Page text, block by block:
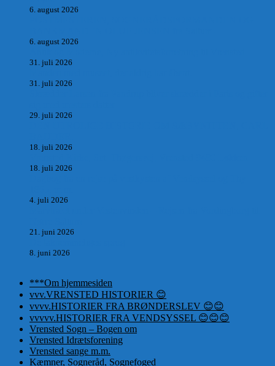
6. august 2026
6. august 2026
31. juli 2026
31. juli 2026
29. juli 2026
18. juli 2026
18. juli 2026
4. juli 2026
21. juni 2026
8. juni 2026
***Om hjemmesiden
vvv.VRENSTED HISTORIER 😊
vvvv.HISTORIER FRA BRØNDERSLEV 😊😊
vvvvv.HISTORIER FRA VENDSYSSEL 😊😊😊
Vrensted Sogn – Bogen om
Vrensted Idrætsforening
Vrensted sange m.m.
Kæmner, Sogneråd, Sognefoged